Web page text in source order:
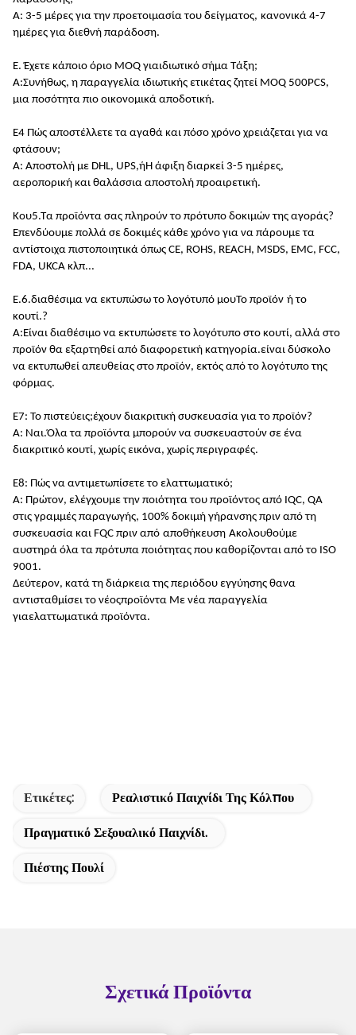
Α: 3-5 μέρες για την προετοιμασία του δείγματος, κανονικά 4-7
ημέρες για διεθνή παράδοση.
Ε. Έχετε κάποιο όριο MOQ γιαιδιωτικό σήμα Τάξη;
Α:Συνήθως, η παραγγελία ιδιωτικής ετικέτας ζητεί MOQ 500PCS,
μια ποσότητα πιο οικονομικά αποδοτική.
Ε4 Πώς αποστέλλετε τα αγαθά και πόσο χρόνο χρειάζεται για να
φτάσουν;
Α: Αποστολή με DHL, UPS,ήΗ άφιξη διαρκεί 3-5 ημέρες,
αεροπορική και θαλάσσια αποστολή προαιρετική.
Κου5.Τα προϊόντα σας πληρούν το πρότυπο δοκιμών της αγοράς?
Επενδύουμε πολλά σε δοκιμές κάθε χρόνο για να πάρουμε τα
αντίστοιχα πιστοποιητικά όπως CE, ROHS, REACH, MSDS, EMC, FCC,
FDA, UKCA κλπ...
Ε.6.διαθέσιμα να εκτυπώσω το λογότυπό μουΤο προϊόν ή το
κουτί.?
Α:Είναι διαθέσιμο να εκτυπώσετε το λογότυπο στο κουτί, αλλά στο
προϊόν θα εξαρτηθεί από διαφορετική κατηγορία.είναι δύσκολο
να εκτυπωθεί απευθείας στο προϊόν, εκτός από το λογότυπο της
φόρμας.
Ε7: Το πιστεύεις;έχουν διακριτική συσκευασία για το προϊόν?
Α: Ναι.Όλα τα προϊόντα μπορούν να συσκευαστούν σε ένα
διακριτικό κουτί, χωρίς εικόνα, χωρίς περιγραφές.
Ε8: Πώς να αντιμετωπίσετε το ελαττωματικό;
Α: Πρώτον, ελέγχουμε την ποιότητα του προϊόντος από IQC, QA
στις γραμμές παραγωγής, 100% δοκιμή γήρανσης πριν από τη
συσκευασία και FQC πριν από αποθήκευση Ακολουθούμε
αυστηρά όλα τα πρότυπα ποιότητας που καθορίζονται από το ISO
9001.
Δεύτερον, κατά τη διάρκεια της περιόδου εγγύησης θανα
αντισταθμίσει το νέοςπροϊόντα Με νέα παραγγελία
γιαελαττωματικά προϊόντα.
Ετικέτες:
Ρεαλιστικό Παιχνίδι Της Κόλπου
Πραγματικό Σεξουαλικό Παιχνίδι.
Πιέστης Πουλί
Σχετικά Προϊόντα